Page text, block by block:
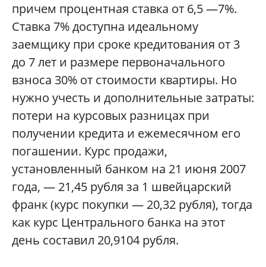
причем процентная ставка от 6,5 —7%.
Ставка 7% доступна идеальному
заемщику при сроке кредитования от 3
до 7 лет и размере первоначального
взноса 30% от стоимости квартиры. Но
нужно учесть и дополнительные затраты:
потери на курсовых разницах при
получении кредита и ежемесячном его
погашении. Курс продажи,
установленный банком на 21 июня 2007
года, — 21,45 рубля за 1 швейцарский
франк (курс покупки — 20,32 рубля), тогда
как курс Центрального банка на этот
день составил 20,9104 рубля.